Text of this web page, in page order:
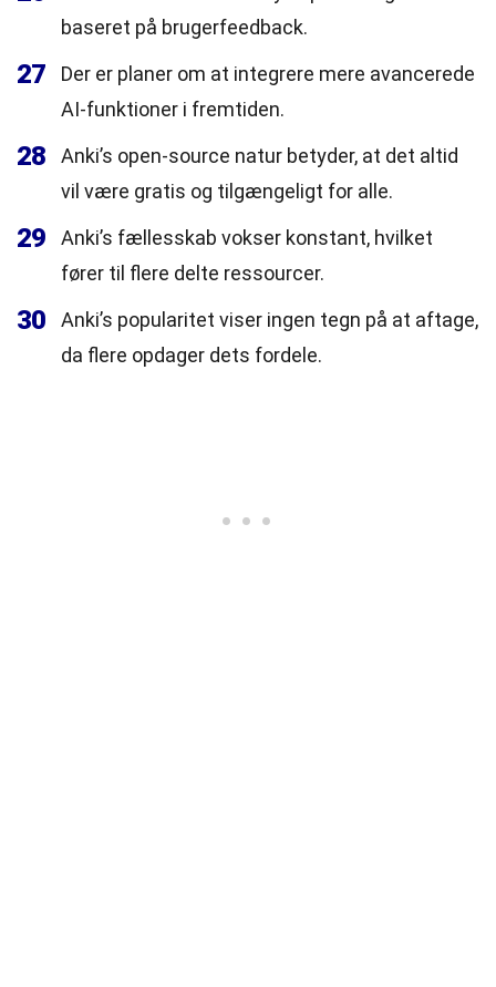
baseret på brugerfeedback.
27
Der er planer om at integrere mere avancerede
AI-funktioner i fremtiden.
28
Anki’s open-source natur betyder, at det altid
vil være gratis og tilgængeligt for alle.
29
Anki’s fællesskab vokser konstant, hvilket
fører til flere delte ressourcer.
30
Anki’s popularitet viser ingen tegn på at aftage,
da flere opdager dets fordele.